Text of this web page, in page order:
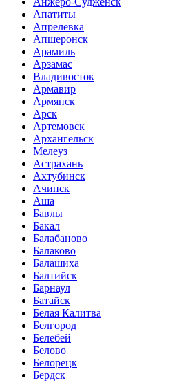
Апатиты
Апрелевка
Апшеронск
Арамиль
Арзамас
Владивосток
Армавир
Армянск
Арск
Артемовск
Архангельск
Мелеуз
Астрахань
Ахтубинск
Ачинск
Аша
Бавлы
Бакал
Балабаново
Балаково
Балашиха
Балтийск
Барнаул
Батайск
Белая Калитва
Белгород
Белебей
Белово
Белорецк
Бердск